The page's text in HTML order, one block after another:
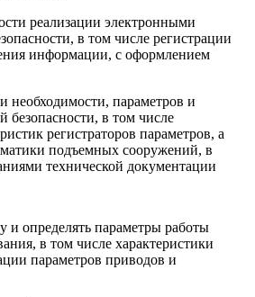
реализации электронными
в том числе регистрации
информации, с оформлением
необходимости, параметров и
безопасности, в том числе
регистраторов параметров, а
подъемных сооружений, в
технической документации
и определять параметры работы
в том числе характеристики
параметров приводов и